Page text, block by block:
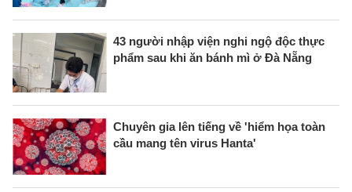
43 người nhập viện nghi ngộ độc thực
phẩm sau khi ăn bánh mì ở Đà Nẵng
Chuyên gia lên tiếng về 'hiểm họa toàn
cầu mang tên virus Hanta'